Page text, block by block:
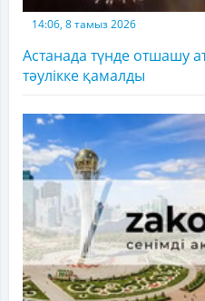
14:06, 8 тамыз 2026
Астанада түнде отшашу
тәулікке қамалды